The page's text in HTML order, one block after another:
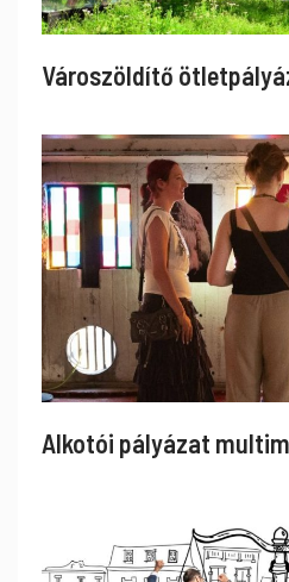
Városzöldítő
Alkotói pályázat